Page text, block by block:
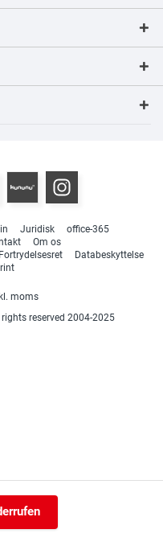
Juridisk
office-365
Om os
Fortrydelsesret
Databeskyttelse
moms
reserved 2004-2025